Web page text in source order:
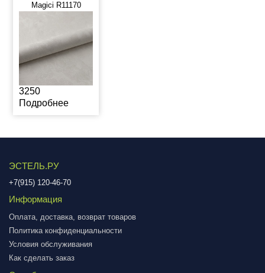
Magici R11170
3250
Подробнее
ЭСТЕЛЬ.РУ
+7(915) 120-46-70
Информация
Оплата, доставка, возврат товаров
Политика конфиденциальности
Условия обслуживания
Как сделать заказ